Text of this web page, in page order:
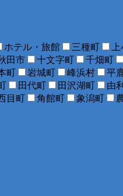
ホテル・旅館 三種町
田市 十文字町 千畑町
町 岩城町 峰浜村 平
田代町 田沢湖町 由
目町 角館町 象潟町